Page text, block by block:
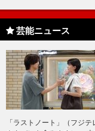
芸能ニュース
「ラストノート」（フジ